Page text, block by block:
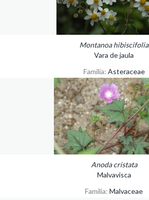
Montanoa hibiscifolia
Vara de jaula
Familia: Asteraceae
Anoda cristata
Malvavisca
Familia: Malvaceae